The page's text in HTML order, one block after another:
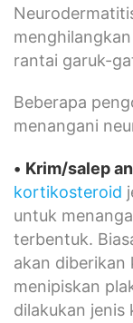
rantai garuk-
Beberapa
menangani
• Krim/salep
kortikosteroid
untuk
terbentuk.
akan diberikan
menipiskan
dilakukan